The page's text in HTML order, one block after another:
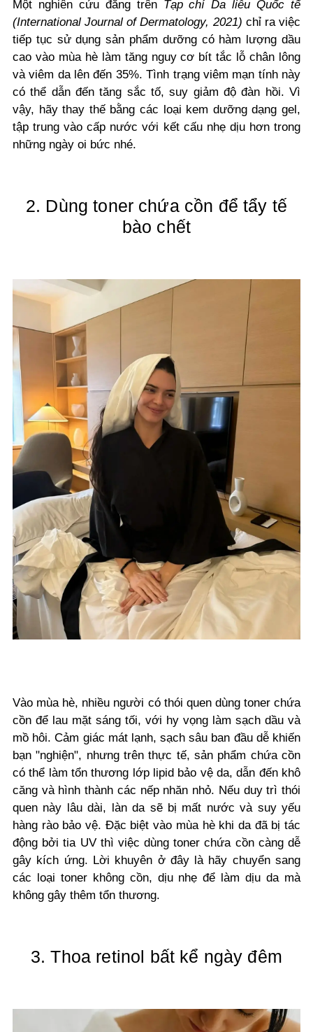
Một nghiên cứu đăng trên Tạp chí Da liễu Quốc tế
(International Journal of Dermatology, 2021) chỉ ra việc
tiếp tục sử dụng sản phẩm dưỡng có hàm lượng dầu
cao vào mùa hè làm tăng nguy cơ bít tắc lỗ chân lông
và viêm da lên đến 35%. Tình trạng viêm mạn tính này
có thể dẫn đến tăng sắc tố, suy giảm độ đàn hồi. Vì
vậy, hãy thay thế bằng các loại kem dưỡng dạng gel,
tập trung vào cấp nước với kết cấu nhẹ dịu hơn trong
những ngày oi bức nhé.
2. Dùng toner chứa cồn để tẩy tế
bào chết
Vào mùa hè, nhiều người có thói quen dùng toner chứa
cồn để lau mặt sáng tối, với hy vọng làm sạch dầu và
mồ hôi. Cảm giác mát lạnh, sạch sâu ban đầu dễ khiến
bạn "nghiện", nhưng trên thực tế, sản phẩm chứa cồn
có thể làm tổn thương lớp lipid bảo vệ da, dẫn đến khô
căng và hình thành các nếp nhăn nhỏ. Nếu duy trì thói
quen này lâu dài, làn da sẽ bị mất nước và suy yếu
hàng rào bảo vệ. Đặc biệt vào mùa hè khi da đã bị tác
động bởi tia UV thì việc dùng toner chứa cồn càng dễ
gây kích ứng. Lời khuyên ở đây là hãy chuyển sang
các loại toner không cồn, dịu nhẹ để làm dịu da mà
không gây thêm tổn thương.
3. Thoa retinol bất kể ngày đêm